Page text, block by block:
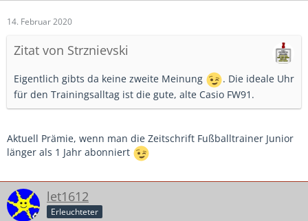
14. Februar 2020
Zitat von Strznievski
Eigentlich gibts da keine zweite Meinung
. Die ideale Uhr
für den Trainingsalltag ist die gute, alte Casio FW91.
Aktuell Prämie, wenn man die Zeitschrift Fußballtrainer Junior
länger als 1 Jahr abonniert
let1612
Erleuchteter